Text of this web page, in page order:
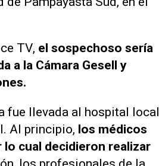
TV, el sospechoso sería
a la Cámara Gesell y
fue llevada al hospital local
Al principio, los médicos
cual decidieron realizar